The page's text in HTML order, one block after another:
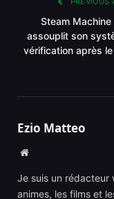
Steam Machine
assouplit son
vérification après
Ezio Matteo
Website
Je suis un rédacteur
animes, les films et